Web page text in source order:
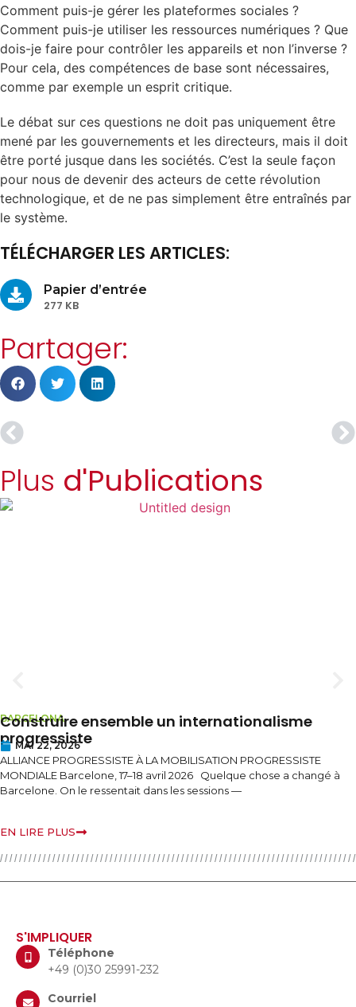
Comment puis-je gérer les plateformes sociales ?
Comment puis-je utiliser les ressources numériques ? Que
dois-je faire pour contrôler les appareils et non l’inverse ?
Pour cela, des compétences de base sont nécessaires,
comme par exemple un esprit critique.
Le débat sur ces questions ne doit pas uniquement être
mené par les gouvernements et les directeurs, mais il doit
être porté jusque dans les sociétés. C’est la seule façon
pour nous de devenir des acteurs de cette révolution
technologique, et de ne pas simplement être entraînés par
le système.
TÉLÉCHARGER LES ARTICLES:
Papier d’entrée
277 KB
Partager:
Plus d'Publications
BARCELONA
Construire ensemble un internationalisme
progressiste
MAI 22, 2026
ALLIANCE PROGRESSISTE À LA MOBILISATION PROGRESSISTE
MONDIALE Barcelone, 17–18 avril 2026 Quelque chose a changé à
Barcelone. On le ressentait dans les sessions —
EN LIRE PLUS
S'IMPLIQUER
Téléphone
+49 (0)30 25991-232
Courriel